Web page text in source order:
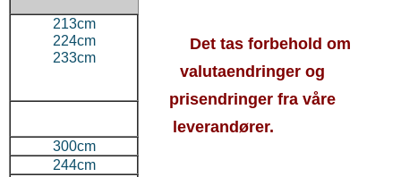
213cm
224cm
233cm
300cm
244cm
Det tas forbehold om
valutaendringer og
prisendringer fra våre
leverandører.